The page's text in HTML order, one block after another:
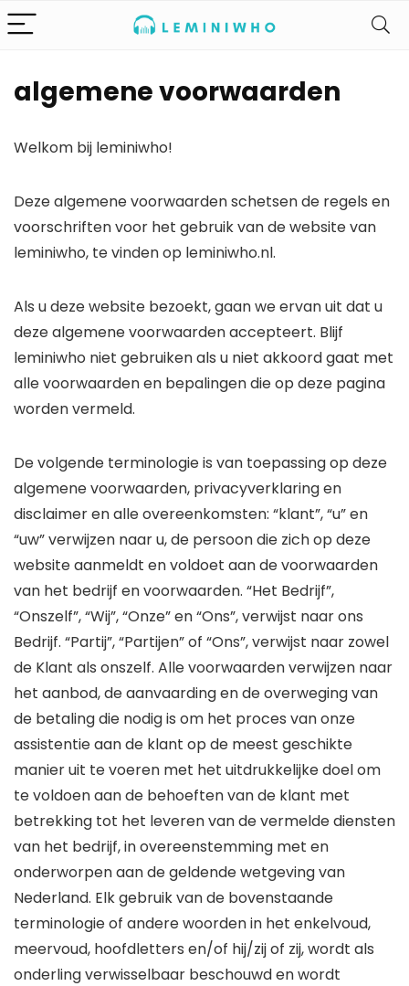
algemene voorwaarden
Welkom bij leminiwho!
Deze algemene voorwaarden schetsen de regels en
voorschriften voor het gebruik van de website van
leminiwho, te vinden op leminiwho.nl.
Als u deze website bezoekt, gaan we ervan uit dat u
deze algemene voorwaarden accepteert. Blijf
leminiwho niet gebruiken als u niet akkoord gaat met
alle voorwaarden en bepalingen die op deze pagina
worden vermeld.
De volgende terminologie is van toepassing op deze
algemene voorwaarden, privacyverklaring en
disclaimer en alle overeenkomsten: “klant”, “u” en
“uw” verwijzen naar u, de persoon die zich op deze
website aanmeldt en voldoet aan de voorwaarden
van het bedrijf en voorwaarden. “Het Bedrijf”,
“Onszelf”, “Wij”, “Onze” en “Ons”, verwijst naar ons
Bedrijf. “Partij”, “Partijen” of “Ons”, verwijst naar zowel
de Klant als onszelf. Alle voorwaarden verwijzen naar
het aanbod, de aanvaarding en de overweging van
de betaling die nodig is om het proces van onze
assistentie aan de klant op de meest geschikte
manier uit te voeren met het uitdrukkelijke doel om
te voldoen aan de behoeften van de klant met
betrekking tot het leveren van de vermelde diensten
van het bedrijf, in overeenstemming met en
onderworpen aan de geldende wetgeving van
Nederland. Elk gebruik van de bovenstaande
terminologie of andere woorden in het enkelvoud,
meervoud, hoofdletters en/of hij/zij of zij, wordt als
onderling verwisselbaar beschouwd en wordt